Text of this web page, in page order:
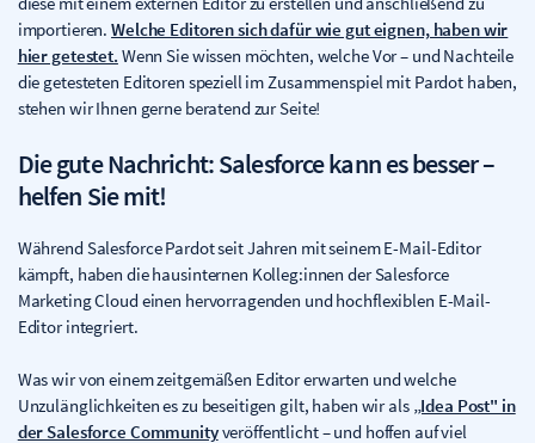
importieren.Welche Editoren sich dafür wie gut eignen, haben wir
hier getestet. Wenn Sie wissen möchten, welche Vor – und Nachteile
die getesteten Editoren speziell im Zusammenspiel mit Pardot haben,
stehen wir Ihnen gerne beratend zur Seite!
Die gute Nachricht: Salesforce kann es besser –
helfen Sie mit!
Während Salesforce Pardot seit Jahren mit seinem E-Mail-Editor
kämpft, haben die hausinternen Kolleg:innen der Salesforce
Marketing Cloud einen hervorragenden und hochflexiblen E-Mail-
Editor integriert.
Was wir von einem zeitgemäßen Editor erwarten und welche
Unzulänglichkeiten es zu beseitigen gilt, haben wir als „Idea Post" in
der Salesforce Communityveröffentlicht – und hoffen auf viel